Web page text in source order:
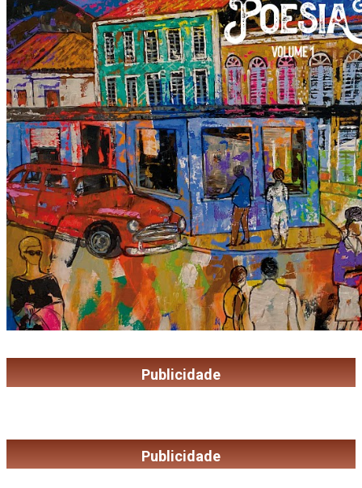
Publicidade
Publicidade